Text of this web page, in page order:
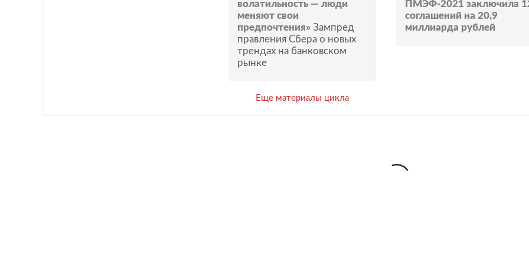
волатильность — люди
меняют свои
предпочтения» Зампред
правления Сбера о новых
трендах на банковском
рынке
ПМЭФ-2021 заключила
соглашений на 20,9
миллиарда рублей
Еще материалы цикла